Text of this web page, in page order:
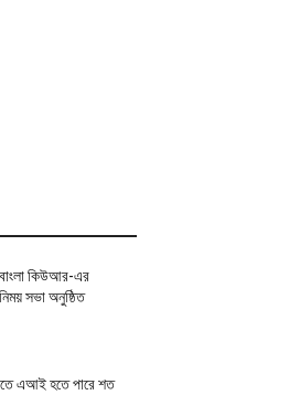
বাংলা কিউআর-এর
সভা অনুষ্ঠিত
এআই হতে পারে শত